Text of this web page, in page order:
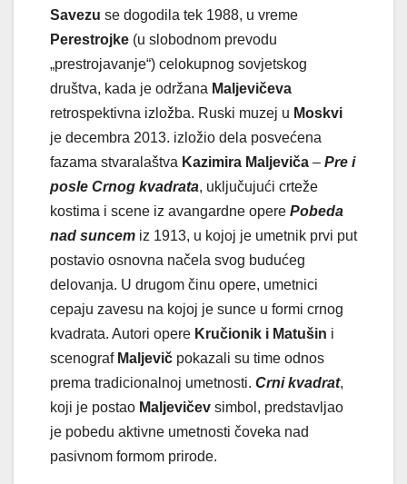
Savezu se dogodila tek 1988, u vreme
Perestrojke (u slobodnom prevodu
„prestrojavanje“) celokupnog sovjetskog
društva, kada je održana Maljevičeva
retrospektivna izložba. Ruski muzej u Moskvi
je decembra 2013. izložio dela posvećena
fazama stvaralaštva Kazimira Maljeviča – Pre i
posle Crnog kvadrata, uključujući crteže
kostima i scene iz avangardne opere Pobeda
nad suncem iz 1913, u kojoj je umetnik prvi put
postavio osnovna načela svog budućeg
delovanja. U drugom činu opere, umetnici
cepaju zavesu na kojoj je sunce u formi crnog
kvadrata. Autori opere Kručionik i Matušin i
scenograf Maljevič pokazali su time odnos
prema tradicionalnoj umetnosti. Crni kvadrat,
koji je postao Maljevičev simbol, predstavljao
je pobedu aktivne umetnosti čoveka nad
pasivnom formom prirode.